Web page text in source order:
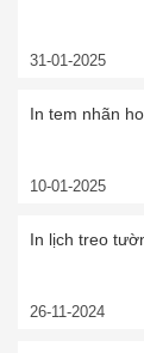
31-01-2025
In tem nhãn
10-01-2025
In lịch treo
26-11-2024